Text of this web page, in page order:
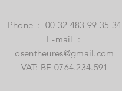
Phone : 00 32 483 99 35 34
E-mail :
osentheures@gmail.com
VAT: BE 0764.234.591